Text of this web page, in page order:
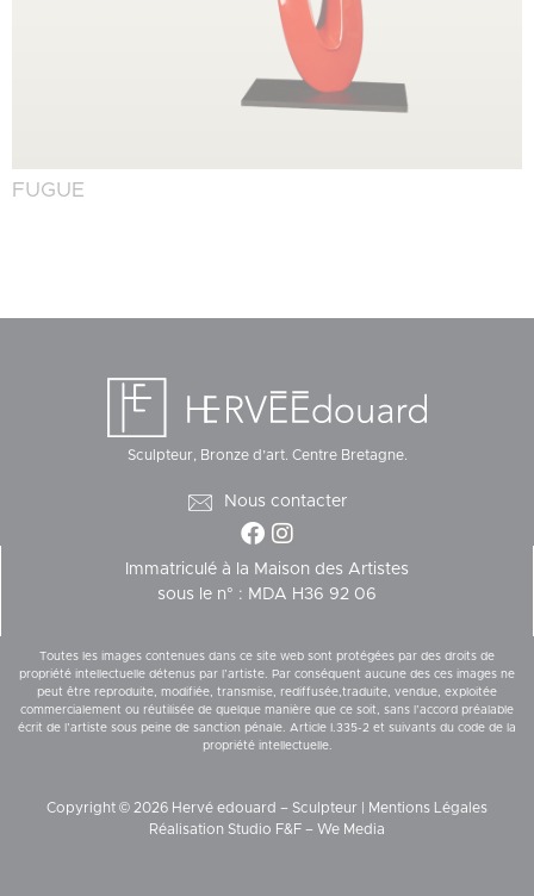
FUGUE
Sculpteur, Bronze d’art. Centre Bretagne.
Nous contacter
Immatriculé à la Maison des Artistes
sous le n° : MDA H36 92 06
Toutes les images contenues dans ce site web sont protégées par des droits de
propriété intellectuelle détenus par l’artiste. Par conséquent aucune des ces images ne
peut être reproduite, modifiée, transmise, rediffusée,traduite, vendue, exploitée
commercialement ou réutilisée de quelque manière que ce soit, sans l’accord préalable
écrit de l’artiste sous peine de sanction pénale. Article I.335-2 et suivants du code de la
propriété intellectuelle.
Copyright © 2026 Hervé edouard – Sculpteur |
Mentions Légales
Réalisation Studio F&F – We Media